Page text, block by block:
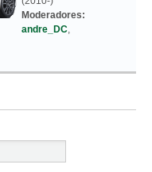
Moderadores:
andre_DC,